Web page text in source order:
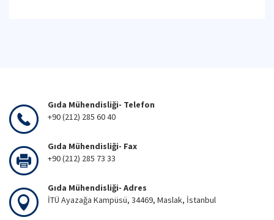
Gıda Mühendisliği- Telefon
+90 (212) 285 60 40
Gıda Mühendisliği- Fax
+90 (212) 285 73 33
Gıda Mühendisliği- Adres
İTÜ Ayazağa Kampüsü, 34469, Maslak, İstanbul